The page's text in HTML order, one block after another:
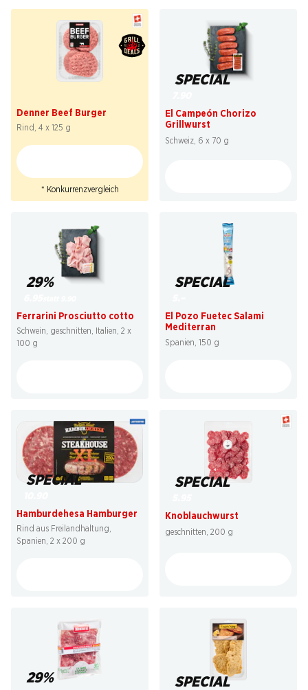
Denner Beef Burger
Rind, 4 x 125 g
* Konkurrenzvergleich
SPECIAL
El Campeón Chorizo
Grillwurst
Schweiz, 6 x 70 g
29%
Ferrarini Prosciutto cotto
Schwein, geschnitten, Italien, 2 x
100 g
SPECIAL
El Pozo Fuetec Salami
Mediterran
Spanien, 150 g
SPECIAL
Hamburdehesa Hamburger
Rind aus Freilandhaltung,
Spanien, 2 x 200 g
SPECIAL
Knoblauchwurst
geschnitten, 200 g
29% SPECIAL